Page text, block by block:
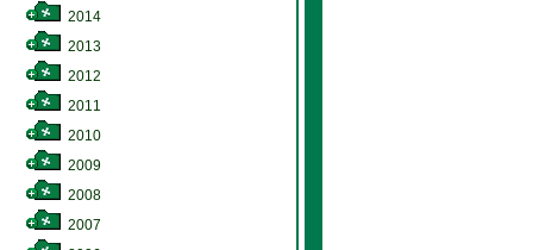
2014
2013
2012
2011
2010
2009
2008
2007